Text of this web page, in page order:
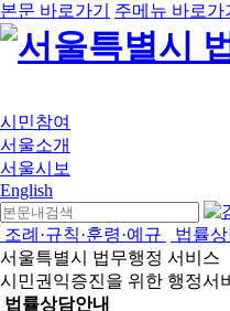
본문 바로가기 주메뉴 바로가
시민참여
서울소개
서울시보
English
조례·규칙·훈령·예규 법률
서울특별시 법무행정 서비스
시민권익증진을 위한 행정서
법률상담안내